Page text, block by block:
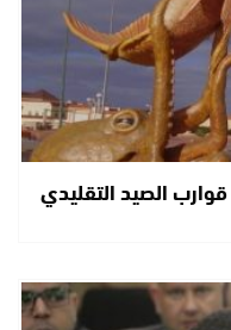
قوارب الصيد التقليدي